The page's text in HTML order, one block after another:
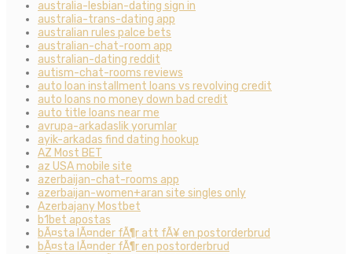
australia-lesbian-dating sign in
australia-trans-dating app
australian rules palce bets
australian-chat-room app
australian-dating reddit
autism-chat-rooms reviews
auto loan installment loans vs revolving credit
auto loans no money down bad credit
auto title loans near me
avrupa-arkadaslik yorumlar
ayik-arkadas find dating hookup
AZ Most BET
az USA mobile site
azerbaijan-chat-rooms app
azerbaijan-women+aran site singles only
Azerbajany Mostbet
b1bet apostas
bÃ¤sta lÃ¤nder fÃ¶r att fÃ¥ en postorderbrud
bÃ¤sta lÃ¤nder fÃ¶r en postorderbrud